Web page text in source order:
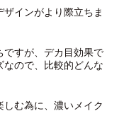
インがより際立ちま
ですが、デカ目効果で
なので、比較的どんな
む為に、濃いメイク